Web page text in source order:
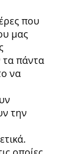
που
μας
πάντα
να
την